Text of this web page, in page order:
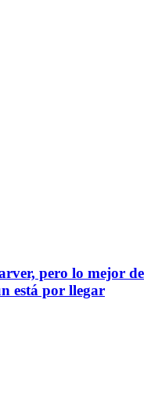
pero lo mejor de
está por llegar